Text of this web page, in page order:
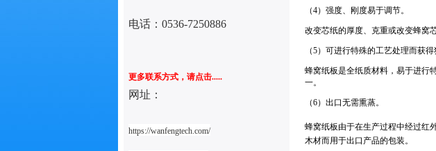
电话： 0536-7250886
更多联系方式，请点击.....
网址：
https://wanfengtech.com/
（4）强度、刚度易于调节。
改变芯纸的厚度、克重或改变蜂窝
（5）可进行特殊的工艺处理而获得
蜂窝纸板是全纸质材料，易于进行
一。
（6）出口无需熏蒸。
蜂窝纸板由于在生产过程中经过红
木材而用于出口产品的包装。